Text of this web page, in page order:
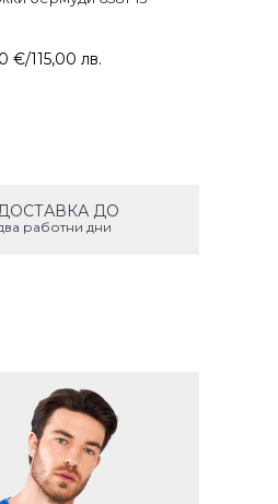
€/115,00 лв.
ДО
работни дни